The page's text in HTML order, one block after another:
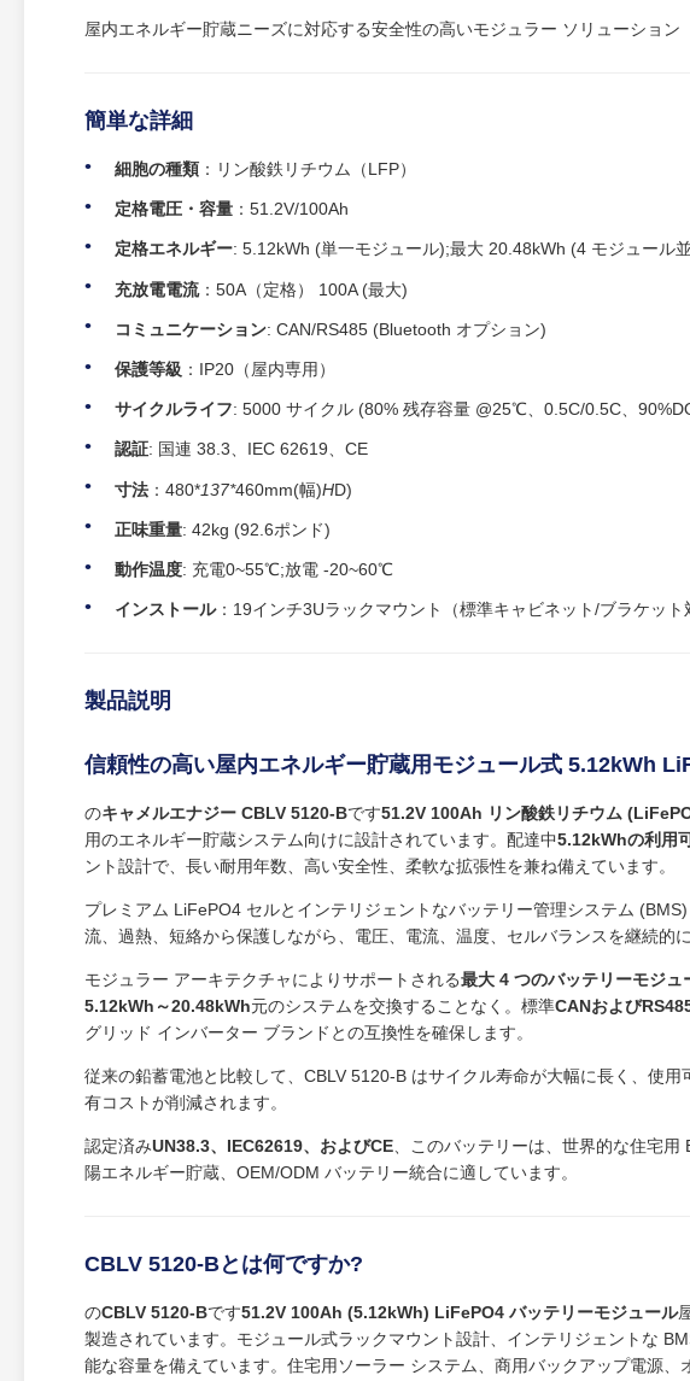
屋内エネルギー貯蔵ニーズに対応する安全性の高いモジュラー ソリューション
簡単な詳細
細胞の種類 ：リン酸鉄リチウム（LFP）
定格電圧・容量 ：51.2V/100Ah
定格エネルギー: 5.12kWh (単一モジュール);最大 20.48kWh (4 モジュール
充放電電流：50A（定格） 100A (最大)
コミュニケーション: CAN/RS485 (Bluetooth オプション)
保護等級 ：IP20（屋内専用）
サイクルライフ: 5000 サイクル (80% 残存容量 @25℃、0.5C/0.5C、
認証: 国連 38.3、IEC 62619、CE
寸法 ：480*137*460mm(幅)HD)
正味重量: 42kg (92.6ポンド)
動作温度: 充電0~55℃;放電 -20~60℃
インストール：19インチ3Uラックマウント（標準キャビネット/ブラケット
製品説明
信頼性の高い屋内エネルギー貯蔵用モジュール式 5.12kWh
のキャメルエナジー CBLV 5120-Bです51.2V 100Ah リン酸鉄リチウム
用のエネルギー貯蔵システム向けに設計されています。配達中5.12kWhの利用
ント設計で、長い耐用年数、高い安全性、柔軟な拡張性を兼ね備えています。
プレミアム LiFePO4 セルとインテリジェントなバッテリー管理システム
流、過熱、短絡から保護しながら、電圧、電流、温度、セルバランスを継続的に
モジュラー アーキテクチャによりサポートされる最大 4 つのバッテリーモジュ
5.12kWh～20.48kWh元のシステムを交換することなく。標準CANおよび
グリッド インバーター ブランドとの互換性を確保します。
従来の鉛蓄電池と比較して、CBLV 5120-B はサイクル寿命が大幅に長く、使
有コストが削減されます。
認定済みUN38.3、IEC62619、およびCE 、このバッテリーは、世界的な住宅
陽エネルギー貯蔵、OEM/ODM バッテリー統合に適しています。
CBLV 5120-Bとは何ですか?
のCBLV 5120-Bです51.2V 100Ah (5.12kWh) LiFePO4 バッテリーモジュール
製造されています。モジュール式ラックマウント設計、インテリジェントな
能な容量を備えています。住宅用ソーラー システム、商用バックアップ電源